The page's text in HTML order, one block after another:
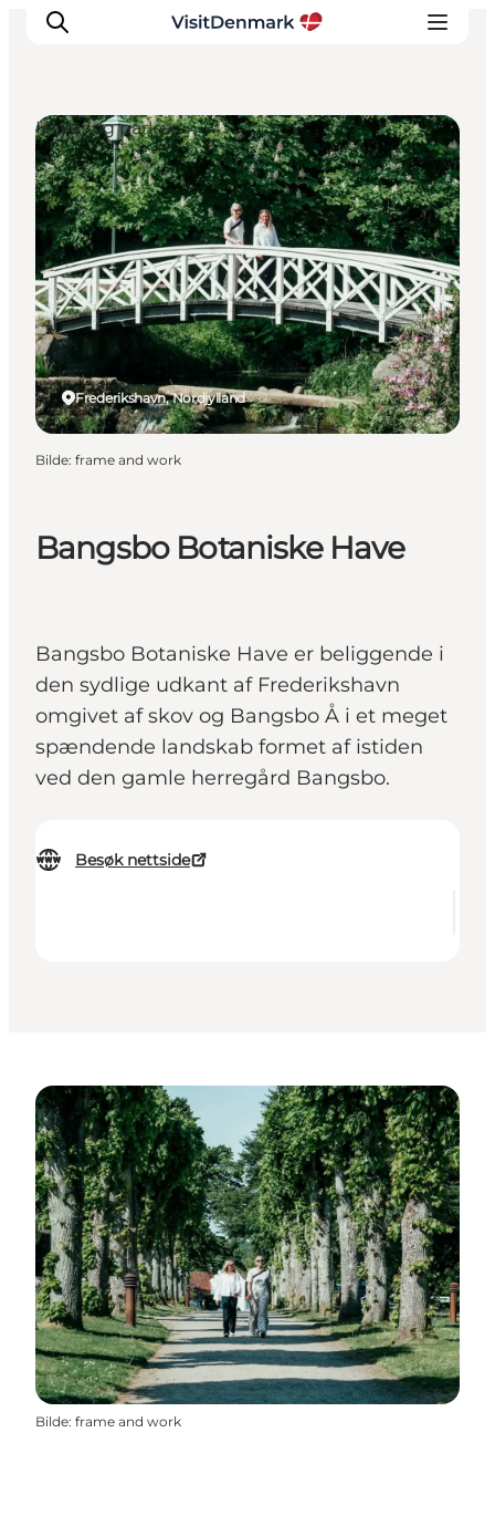
Inspirasjon
Reisemål
Aktiviteter
Overnatting
Planlegg reisen
Bangsbo Botaniske Have
Bangsbo Botaniske Have er beliggende i
den sydlige udkant af Frederikshavn
omgivet af skov og Bangsbo Å i et meget
spændende landskab formet af istiden
ved den gamle herregård Bangsbo.
Besøk nettside
Frederikshavn, Nordjylland
Haver og parker
Bilde: frame and work
Bilde: frame and work